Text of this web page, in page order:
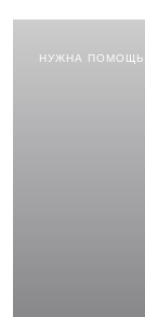
НУЖНА ПОМОЩЬ